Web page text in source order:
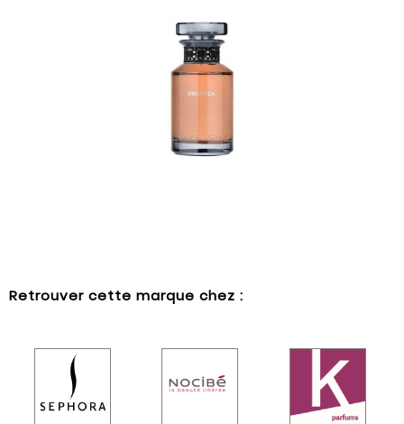
Retrouver cette marque chez :